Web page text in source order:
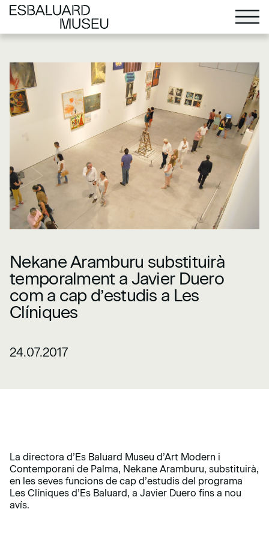
Nekane Aramburu substituirà
temporalment a Javier Duero
com a cap d’estudis a Les
Clíniques
24.07.2017
La directora d’Es Baluard Museu d’Art Modern i
Contemporani de Palma, Nekane Aramburu, substituirà,
en les seves funcions de cap d’estudis del programa
Les Clíniques d’Es Baluard, a Javier Duero fins a nou
avís.